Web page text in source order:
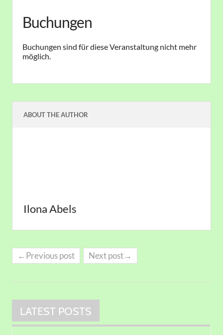
Buchungen
Buchungen sind für diese Veranstaltung nicht mehr
möglich.
ABOUT THE AUTHOR
Ilona Abels
←Previous post Next post→
LATEST POSTS